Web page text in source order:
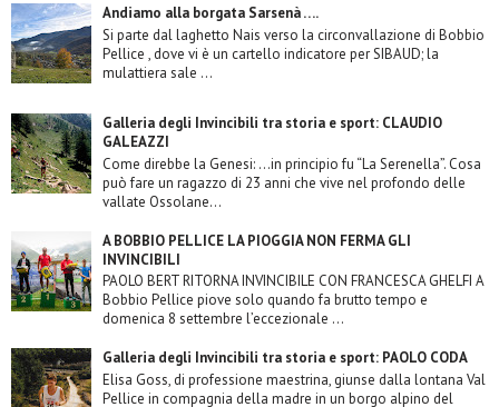
Andiamo alla borgata Sarsenà ….
Si parte dal laghetto Nais verso la circonvallazione di Bobbio
Pellice , dove vi è un cartello indicatore per SIBAUD; la
mulattiera sale ...
Galleria degli Invincibili tra storia e sport: CLAUDIO
GALEAZZI
Come direbbe la Genesi: …in principio fu “La Serenella”. Cosa
può fare un ragazzo di 23 anni che vive nel profondo delle
vallate Ossolane...
A BOBBIO PELLICE LA PIOGGIA NON FERMA GLI
INVINCIBILI
PAOLO BERT RITORNA INVINCIBILE CON FRANCESCA GHELFI A
Bobbio Pellice piove solo quando fa brutto tempo e
domenica 8 settembre l’eccezionale ...
Galleria degli Invincibili tra storia e sport: PAOLO CODA
Elisa Goss, di professione maestrina, giunse dalla lontana Val
Pellice in compagnia della madre in un borgo alpino del